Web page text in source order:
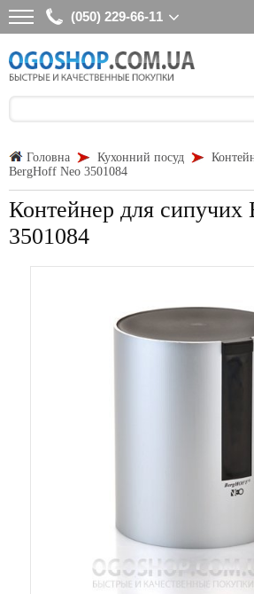
(050) 229-66-11
Головна Кухонний посуд
BergHoff Neo 3501084
Контейнер для
3501084